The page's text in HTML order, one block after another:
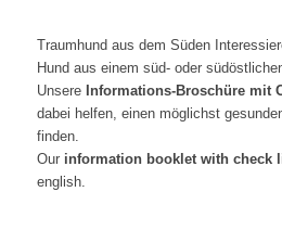
Traumhund aus dem Süden
Hund aus einem süd- oder
Unsere Informations-Broschüre mit
dabei helfen, einen möglichst
finden.
Our information booklet with check
english.